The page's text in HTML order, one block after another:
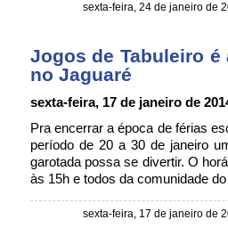
sexta-feira, 24 de janeiro de
Jogos de Tabuleiro
no Jaguaré
sexta-feira, 17 de janeiro de
Pra encerrar a época de férias
período de 20 a 30 de janeiro
garotada possa se divertir. O
às 15h e todos da comunidade
sexta-feira, 17 de janeiro de